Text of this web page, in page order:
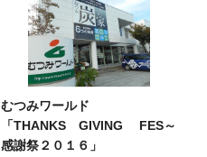
むつみワールド
「THANKS GIVING FES～
感謝祭２０１６」